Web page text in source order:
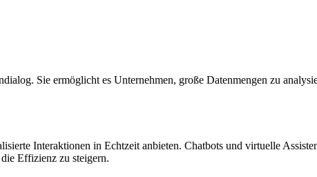
Sie ermöglicht es Unternehmen, große Datenmengen zu
Interaktionen in Echtzeit anbieten. Chatbots und virtuelle
Effizienz zu steigern.